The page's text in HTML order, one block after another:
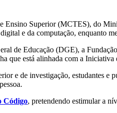
Superior (MCTES), do
e da computação, enquanto
de Educação (DGE), a
que está alinhada com a
e de investigação, estudantes
Código, pretendendo estimular a